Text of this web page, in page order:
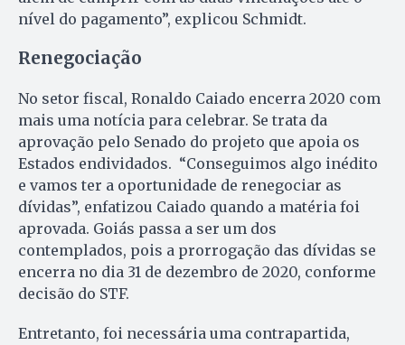
nível do pagamento”, explicou Schmidt.
Renegociação
No setor fiscal, Ronaldo Caiado encerra 2020 com
mais uma notícia para celebrar. Se trata da
aprovação pelo Senado do projeto que apoia os
Estados endividados. “Conseguimos algo inédito
e vamos ter a oportunidade de renegociar as
dívidas”, enfatizou Caiado quando a matéria foi
aprovada. Goiás passa a ser um dos
contemplados, pois a prorrogação das dívidas se
encerra no dia 31 de dezembro de 2020, conforme
decisão do STF.
Entretanto, foi necessária uma contrapartida,